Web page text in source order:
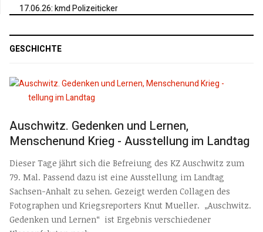
17.06.26: kmd Polizeiticker
GESCHICHTE
Auschwitz. Gedenken und Lernen,
Menschenund Krieg - Ausstellung im Landtag
Dieser Tage jährt sich die Befreiung des KZ Auschwitz zum
79. Mal. Passend dazu ist eine Ausstellung im Landtag
Sachsen-Anhalt zu sehen. Gezeigt werden Collagen des
Fotographen und Kriegsreporters Knut Mueller. „Auschwitz.
Gedenken und Lernen“ ist Ergebnis verschiedener